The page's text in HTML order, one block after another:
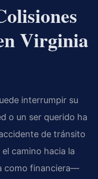
Virginia
interrumpir su
o un ser querido ha
de tránsito
camino hacia la
como financiera—